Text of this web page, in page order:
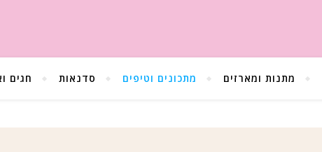
מתנות ומארזים מתכונים וטיפים סדנאות חגים